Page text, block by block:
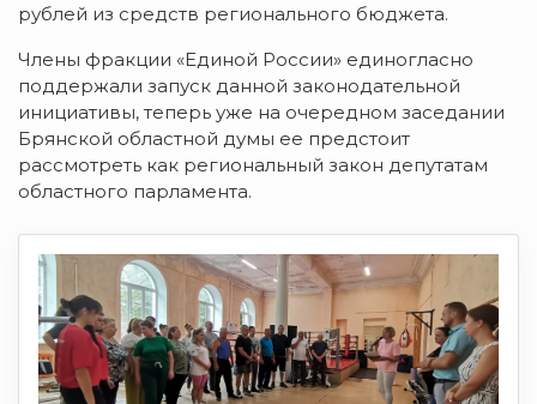
рублей из средств регионального бюджета.
Члены фракции «Единой России» единогласно
поддержали запуск данной законодательной
инициативы, теперь уже на очередном заседании
Брянской областной думы ее предстоит
рассмотреть как региональный закон депутатам
областного парламента.